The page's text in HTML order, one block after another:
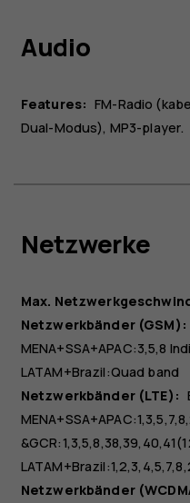
Audio
Features: FM-Radio
Dual-Modus), MP3-player.
Netzwerke
Max.
Netzwerkbänder (GSM):
MENA+SSA+APAC:3,5,8
LATAM+Brazil:Quad band
Netzwerkbänder (LTE):
Netzwerkbänder